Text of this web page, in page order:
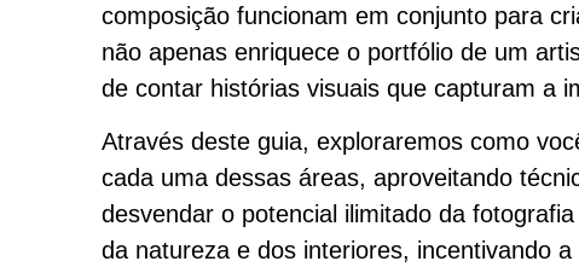
composição funcionam em conjunto para
não apenas enriquece o portfólio de um
de contar histórias visuais que capturam a
Através deste guia, exploraremos como
cada uma dessas áreas, aproveitando
desvendar o potencial ilimitado da
da natureza e dos interiores, incentivando